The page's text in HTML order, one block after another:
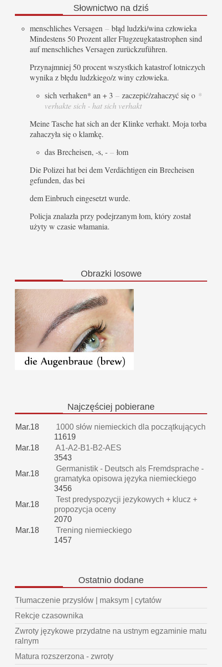
Słownictwo na dziś
menschliches Versagen – błąd ludzki/wina człowieka
Mindestens 50 Prozent aller Flugzeugkatastrophen sind
auf menschliches Versagen zurückzuführen.
Przynajmniej 50 procent wszystkich katastrof lotniczych
wynika z błędu ludzkiego/z winy człowieka.
sich verhaken* an + 3 – zaczepić/zahaczyć się o *
verhakte sich - hat sich verhakt
Meine Tasche hat sich an der Klinke verhakt. Moja torba
zahaczyła się o klamkę.
das Brecheisen, -s, - – łom
Die Polizei hat bei dem Verdächtigen ein Brecheisen
gefunden, das bei
dem Einbruch eingesetzt wurde.
Policja znalazła przy podejrzanym łom, który został
użyty w czasie włamania.
Obrazki losowe
Najczęściej pobierane
Mar.18
1000 słów niemieckich dla początkujących
11619
Mar.18
A1-A2-B1-B2-AES
3543
Mar.18
Germanistik - Deutsch als Fremdsprache -
gramatyka opisowa języka niemieckiego
3456
Mar.18
Test predyspozycji jezykowych + klucz +
propozycja oceny
2070
Mar.18
Trening niemieckiego
1457
Ostatnio dodane
Tłumaczenie przysłów | maksym | cytatów
Rekcje czasownika
Zwroty językowe przydatne na ustnym egzaminie matu
ralnym
Matura rozszerzona - zwroty